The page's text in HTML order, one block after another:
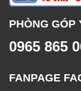
PHÒNG GÓP
0965 865
FANPAGE